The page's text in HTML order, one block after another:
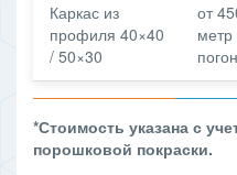
Каркас из
профиля 40×40
/ 50×30
от
метр
*Стоимость указана с
порошковой покраски.